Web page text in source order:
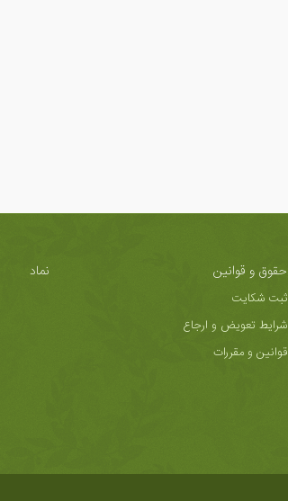
حقوق و قوانین
ثبت شکایت
شرایط تعویض و ارجاع
قوانین و مقررات
نماد